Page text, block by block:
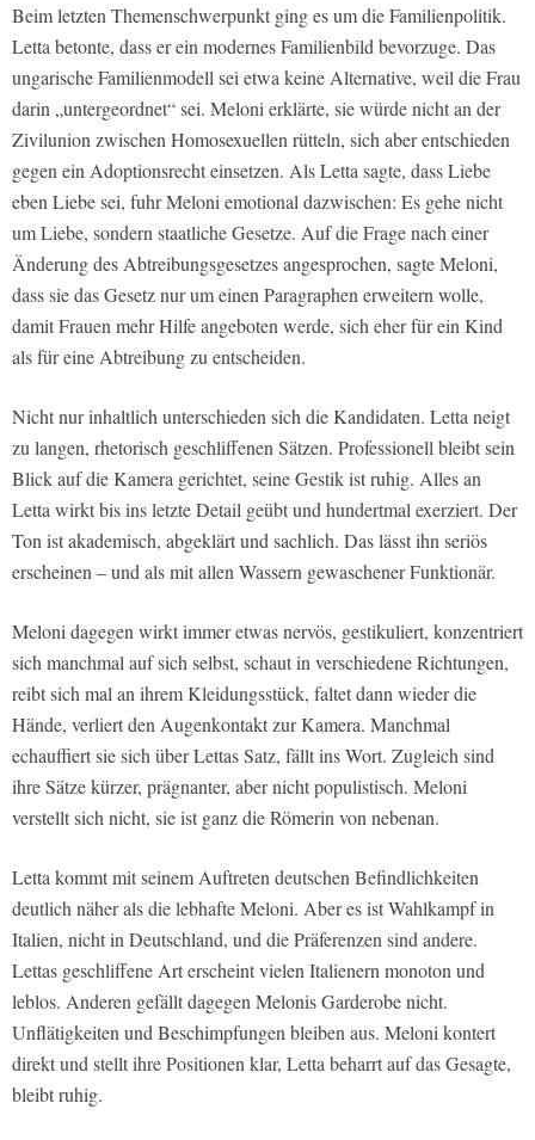
Beim letzten Themenschwerpunkt ging es um die Familienpolitik.
Letta betonte, dass er ein modernes Familienbild bevorzuge. Das
ungarische Familienmodell sei etwa keine Alternative, weil die Frau
darin „untergeordnet“ sei. Meloni erklärte, sie würde nicht an der
Zivilunion zwischen Homosexuellen rütteln, sich aber entschieden
gegen ein Adoptionsrecht einsetzen. Als Letta sagte, dass Liebe
eben Liebe sei, fuhr Meloni emotional dazwischen: Es gehe nicht
um Liebe, sondern staatliche Gesetze. Auf die Frage nach einer
Änderung des Abtreibungsgesetzes angesprochen, sagte Meloni,
dass sie das Gesetz nur um einen Paragraphen erweitern wolle,
damit Frauen mehr Hilfe angeboten werde, sich eher für ein Kind
als für eine Abtreibung zu entscheiden.
Nicht nur inhaltlich unterschieden sich die Kandidaten. Letta neigt
zu langen, rhetorisch geschliffenen Sätzen. Professionell bleibt sein
Blick auf die Kamera gerichtet, seine Gestik ist ruhig. Alles an
Letta wirkt bis ins letzte Detail geübt und hundertmal exerziert. Der
Ton ist akademisch, abgeklärt und sachlich. Das lässt ihn seriös
erscheinen – und als mit allen Wassern gewaschener Funktionär.
Meloni dagegen wirkt immer etwas nervös, gestikuliert, konzentriert
sich manchmal auf sich selbst, schaut in verschiedene Richtungen,
reibt sich mal an ihrem Kleidungsstück, faltet dann wieder die
Hände, verliert den Augenkontakt zur Kamera. Manchmal
echauffiert sie sich über Lettas Satz, fällt ins Wort. Zugleich sind
ihre Sätze kürzer, prägnanter, aber nicht populistisch. Meloni
verstellt sich nicht, sie ist ganz die Römerin von nebenan.
Letta kommt mit seinem Auftreten deutschen Befindlichkeiten
deutlich näher als die lebhafte Meloni. Aber es ist Wahlkampf in
Italien, nicht in Deutschland, und die Präferenzen sind andere.
Lettas geschliffene Art erscheint vielen Italienern monoton und
leblos. Anderen gefällt dagegen Melonis Garderobe nicht.
Unflätigkeiten und Beschimpfungen bleiben aus. Meloni kontert
direkt und stellt ihre Positionen klar, Letta beharrt auf das Gesagte,
bleibt ruhig.